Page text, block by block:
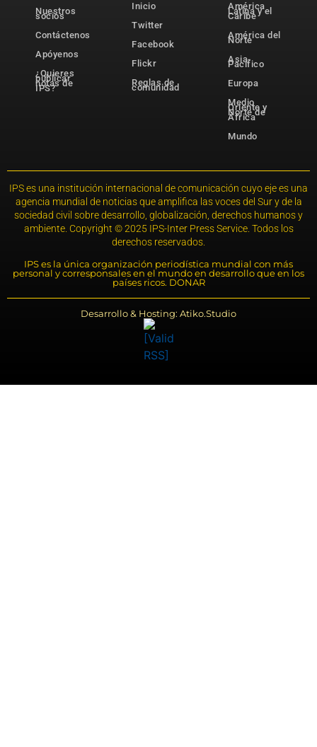
Nuestros
socios
Contáctenos
Apóyenos
¿Quieres
publicar
notas de
IPS?
Inicio
Twitter
Facebook
Flickr
Reglas de
comunidad
América
Latina y el
Caribe
América del
Norte
Asia-
Pacífico
Europa
Medio
Oriente y
Norte de
África
Mundo
IPS es una institución internacional de comunicación cuyo eje es una
agencia mundial de noticias que amplifica las voces del Sur y de la
sociedad civil sobre desarrollo, globalización, derechos humanos y
ambiente. Copyright © 2025 IPS-Inter Press Service. Todos los
derechos reservados.
IPS es la única organización periodística mundial con más
personal y corresponsales en el mundo en desarrollo que en los
países ricos. DONAR
Desarrollo & Hosting: Atiko.Studio